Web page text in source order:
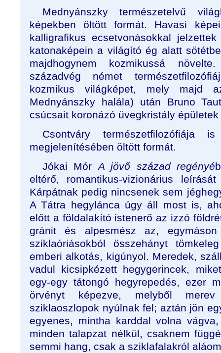
Mednyánszky természetelvű
képekben öltött formát. Havasi
kalligrafikus ecsetvonásokkal jelzettek
katonaképein a világító ég alatt
majdhogynem kozmikussá
századvég német
kozmikus világképet, mely majd
Mednyánszky halála) után Bruno
csúcsait koronázó üvegkristály
Csontváry természetfilozófiája
megjelenítésében öltött formát.
Jókai MórA jövő század regényé
eltérő, romantikus-vizionárius
Kárpátnak pedig nincsenek sem
A Tátra hegylánca úgy áll most is,
előtt a földalakító istenerő az izzó
gránit és alpesmész az,
sziklaóriásokból összehányt
emberi alkotás, kigúnyol. Meredek,
vadul kicsipkézett hegygerincek,
egy-egy tátongó hegyrepedés, ezer
örvényt képezve, melyből merev
sziklaoszlopok nyúlnak fel; aztán jön
egyenes, mintha karddal volna
minden talapzat nélkül, csaknem
semmi hang, csak a sziklafalakról